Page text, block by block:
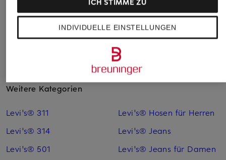
Weitere Kategorien
Levi's® 311
Levi's® 314
Levi's® 501
Levi's® Hosen für Herren
Levi's® Jeans
Levi's® Jeans für Damen
INDIVIDUELLE EINSTELLUNGEN
ICH STIMME ZU